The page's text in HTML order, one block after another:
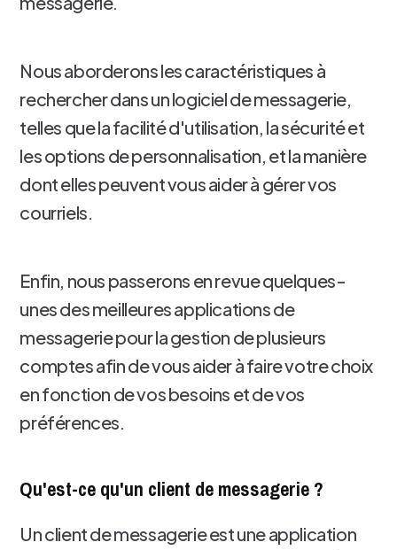
Nous aborderons les caractéristiques à
rechercher dans un logiciel de messagerie,
telles que la facilité d'utilisation, la sécurité et
les options de personnalisation, et la manière
dont elles peuvent vous aider à gérer vos
courriels.
Enfin, nous passerons en revue quelques-
unes des meilleures applications de
messagerie pour la gestion de plusieurs
comptes afin de vous aider à faire votre choix
en fonction de vos besoins et de vos
préférences.
Qu'est-ce qu'un client de messagerie ?
Un client de messagerie est une application